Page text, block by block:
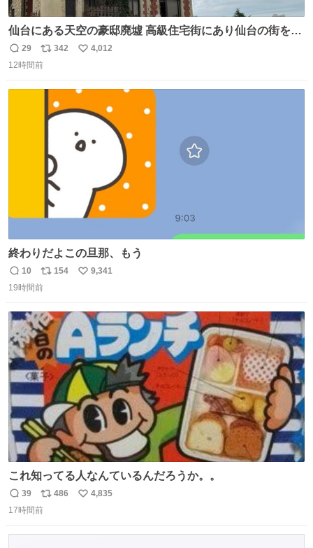
仙台にある天空の豪邸廃墟 高級住宅街にあり仙台の街を一
望できたのだろう それにしても美しい家や
返
信
29
リ
ポ
数
342
い
4,012
12時間前
終わりだよこの旦那、もう
返
信
10
リ
ポ
ト
数
154
い
数
9,341
19時間前
これ知ってる人なんているんだろうか。。
返
信
39
リ
ポ
486
い
4,835
17時間前